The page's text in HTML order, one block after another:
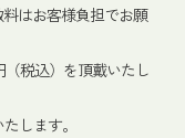
はお客様負担でお願
（税込）を頂戴いたし
します。